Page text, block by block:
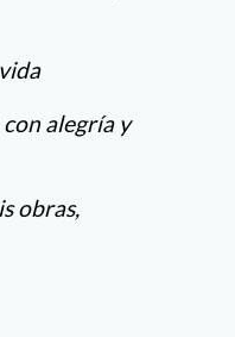
alegría y
obras,